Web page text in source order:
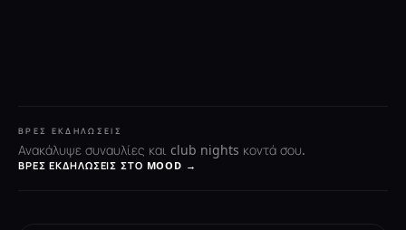
ΒΡΕΣ ΕΚΔΗΛΏΣΕΙΣ
Ανακάλυψε συναυλίες και club nights κοντά σου.
ΒΡΕΣ ΕΚΔΗΛΏΣΕΙΣ ΣΤΟ MOOD →